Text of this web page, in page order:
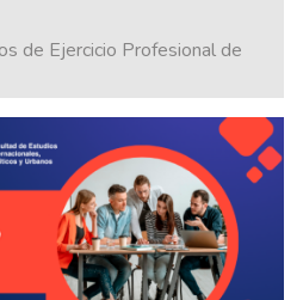
de Ejercicio Profesional de